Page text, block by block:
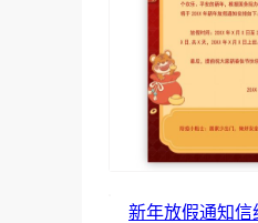
新年放假通知信